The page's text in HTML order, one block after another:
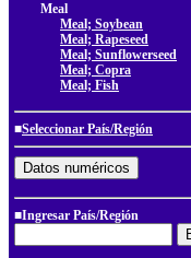
Meal
Meal; Soybean
Meal; Rapeseed
Meal; Sunflowerseed
Meal; Copra
Meal; Fish
■Seleccionar País/Región
■Ingresar País/Región